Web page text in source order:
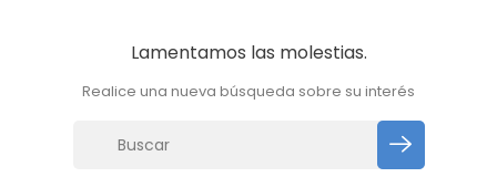
Lamentamos las molestias.
Realice una nueva búsqueda sobre su interés